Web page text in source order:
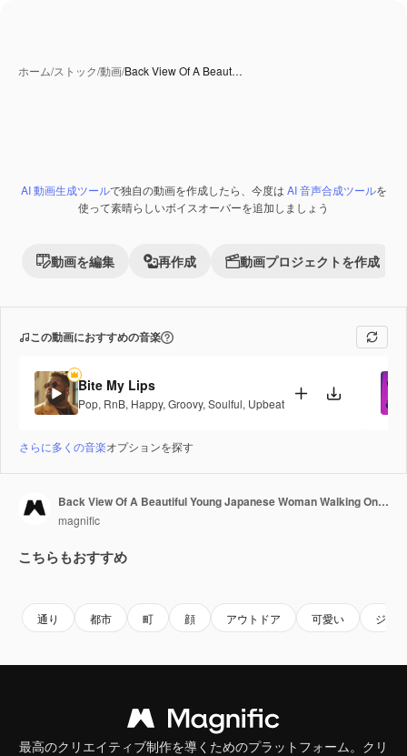
ホーム/ストック/動画/Back View Of A Beaut…
AI 動画生成ツールで独自の動画を作成したら、今度は AI 音声合成ツールを
使って素晴らしいボイスオーバーを追加しましょう
動画を編集 再作成 動画プロジェクトを作成
この動画におすすめの音楽
Bite My Lips
Pop, RnB, Happy, Groovy, Soulful, Upbeat
さらに多くの音楽オプションを探す
Back View Of A Beautiful Young Japanese Woman Walking On The Street, Turning Face And Smiling At Camera While Making Gesture Of Invitation
magnific
こちらもおすすめ
通り 都市 町 顔 アウトドア 可愛い ジェ
最高のクリエイティブ制作を導くためのプラットフォーム。クリ